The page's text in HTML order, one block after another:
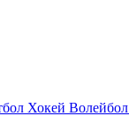
Хокей Волейбол